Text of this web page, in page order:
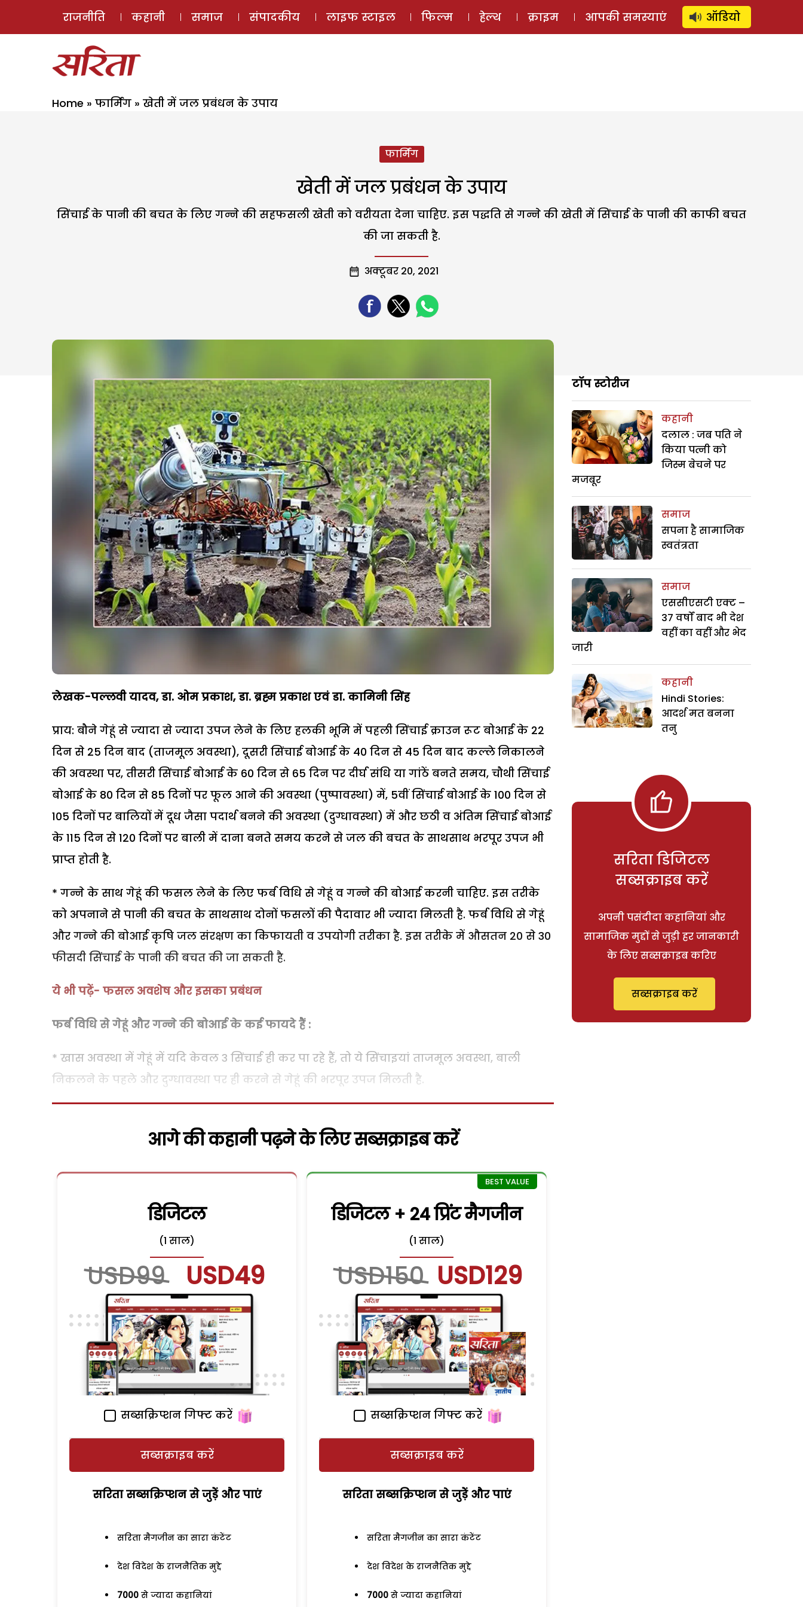
ई-मैगज़ीन ऑडियो स्टोरी लॉग इन ⚲ SUBSCRIBE
राजनीति कहानी समाज संपादकीय लाइफ स्टाइल फिल्म हेल्थ क्राइम आपकी समस्याएं ऑडियो
Home » फार्मिंग » खेती में जल प्रबंधन के उपाय
फार्मिंग
खेती में जल प्रबंधन के उपाय
सिंचाई के पानी की बचत के लिए गन्ने की सहफसली खेती को वरीयता देना चाहिए. इस पद्धति से गन्ने की खेती में सिंचाई के पानी की काफी बचत
की जा सकती है.
अक्टूबर 20, 2021
लेखक-पल्लवी यादव, डा. ओम प्रकाश, डा. ब्रह्म प्रकाश एवं डा. कामिनी सिंह
प्राय: बौने गेहूं से ज्यादा से ज्यादा उपज लेने के लिए हलकी भूमि में पहली सिंचाई क्राउन रूट बोआई के 22
दिन से 25 दिन बाद (ताजमूल अवस्था), दूसरी सिंचाई बोआई के 40 दिन से 45 दिन बाद कल्ले निकालने
की अवस्था पर, तीसरी सिंचाई बोआई के 60 दिन से 65 दिन पर दीर्घ संधि या गांठें बनते समय, चौथी सिंचाई
बोआई के 80 दिन से 85 दिनों पर फूल आने की अवस्था (पुष्पावस्था) में, 5वीं सिंचाई बोआई के 100 दिन से
105 दिनों पर बालियों में दूध जैसा पदार्थ बनने की अवस्था (दुग्धावस्था) में और छठी व अंतिम सिंचाई बोआई
के 115 दिन से 120 दिनों पर बाली में दाना बनते समय करने से जल की बचत के साथसाथ भरपूर उपज भी
प्राप्त होती है.
* गन्ने के साथ गेहूं की फसल लेने के लिए फर्ब विधि से गेहूं व गन्ने की बोआई करनी चाहिए. इस तरीके
को अपनाने से पानी की बचत के साथसाथ दोनों फसलों की पैदावार भी ज्यादा मिलती है. फर्ब विधि से गेहूं
और गन्ने की बोआई कृषि जल संरक्षण का किफायती व उपयोगी तरीका है. इस तरीके में औसतन 20 से 30
फीसदी सिंचाई के पानी की बचत की जा सकती है.
ये भी पढ़ें- फसल अवशेष और इसका प्रबंधन
फर्ब विधि से गेहूं और गन्ने की बोआई के कई फायदे हैं :
* खास अवस्था में गेहूं में यदि केवल 3 सिंचाई ही कर पा रहे हैं, तो ये सिंचाइयां ताजमूल अवस्था, बाली
निकलने के पहले और दुग्धावस्था पर ही करने से गेहूं की भरपूर उपज मिलती है.
आगे की कहानी पढ़ने के लिए सब्सक्राइब करें
डिजिटल
(1 साल)
USD99 USD49
सब्सक्रिप्शन गिफ्ट करें
सब्सक्राइब करें
सरिता सब्सक्रिप्शन से जुड़ेें और पाएं
सरिता मैगजीन का सारा कंटेंट
देश विदेश के राजनैतिक मुद्दे
7000 से ज्यादा कहानियां
डिजिटल + 24 प्रिंट मैगजीन
(1 साल)
USD150 USD129
सब्सक्रिप्शन गिफ्ट करें
सब्सक्राइब करें
सरिता सब्सक्रिप्शन से जुड़ेें और पाएं
सरिता मैगजीन का सारा कंटेंट
देश विदेश के राजनैतिक मुद्दे
7000 से ज्यादा कहानियां
टॉप स्टोरीज
कहानी
दलाल : जब पति ने
किया पत्नी को
जिस्म बेचने पर
मजबूर
समाज
सपना है सामाजिक
स्वतंत्रता
समाज
एससीएसटी एक्ट –
37 वर्षों बाद भी देश
वहीं का वहीं और भेद
जारी
कहानी
Hindi Stories:
आदर्श मत बनना
तनु
सरिता डिजिटल
सब्सक्राइब करें
अपनी पसंदीदा कहानियां और
सामाजिक मुद्दों से जुड़ी हर जानकारी
के लिए सब्सक्राइब करिए
सब्सक्राइब करें